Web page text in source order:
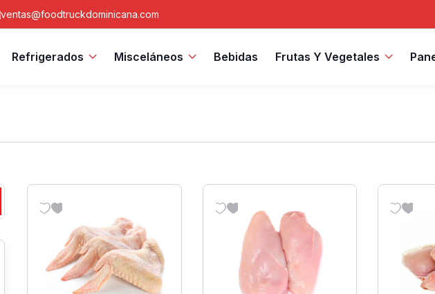
ventas@foodtruckdominicana.com
Refrigerados Misceláneos Bebidas Frutas Y Vegetales